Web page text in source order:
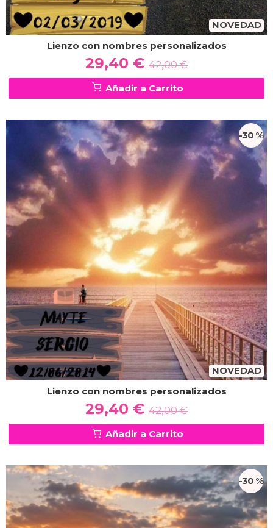
NOVEDAD
Lienzo con nombres personalizados
29,40 € 42,00 €
Añadir a Carrito
NOVEDAD
-30 %
Lienzo con nombres personalizados
29,40 € 42,00 €
Añadir a Carrito
-30 %